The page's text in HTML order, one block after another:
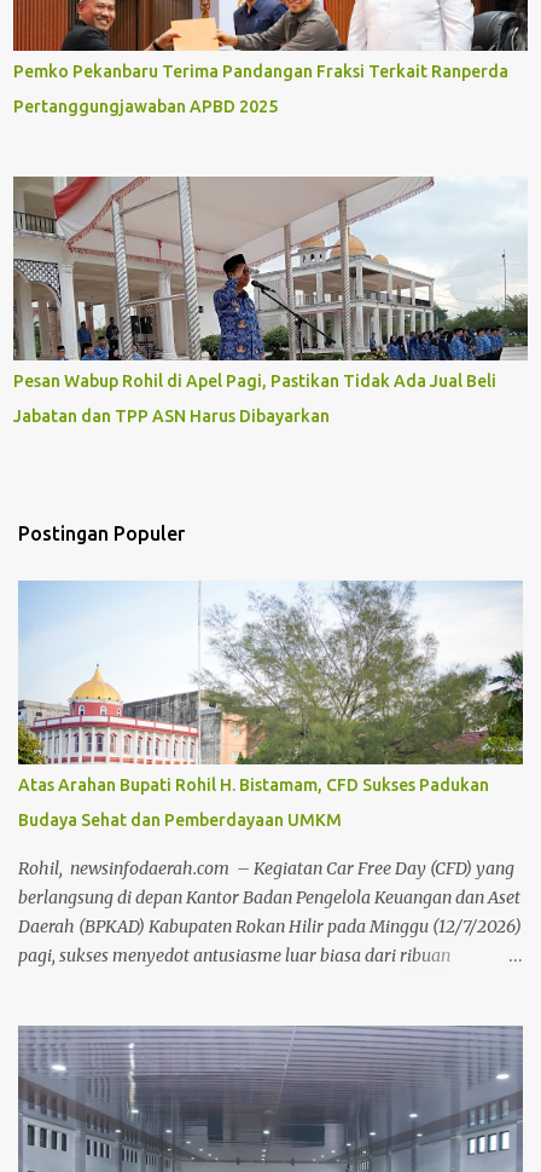
Pemko Pekanbaru Terima Pandangan Fraksi Terkait Ranperda
Pertanggungjawaban APBD 2025
Pesan Wabup Rohil di Apel Pagi, Pastikan Tidak Ada Jual Beli
Jabatan dan TPP ASN Harus Dibayarkan
Postingan Populer
Atas Arahan Bupati Rohil H. Bistamam, CFD Sukses Padukan
Budaya Sehat dan Pemberdayaan UMKM
Rohil, newsinfodaerah.com – Kegiatan Car Free Day (CFD) yang
berlangsung di depan Kantor Badan Pengelola Keuangan dan Aset
Daerah (BPKAD) Kabupaten Rokan Hilir pada Minggu (12/7/2026)
pagi, sukses menyedot antusiasme luar biasa dari ribuan
penuh oleh Pemerintah Kabupaten Rokan Hilir. Agenda tersebut
menjadi upaya nyata pemerintah untuk terus mendorong budaya
hidup sehat sekaligus menghidupkan ruang publik yang positif
bagi warga. Sejak pagi, warga dari berbagai kalangan usia
memanfaatkan momen bebas kendaraan bermotor ini untuk